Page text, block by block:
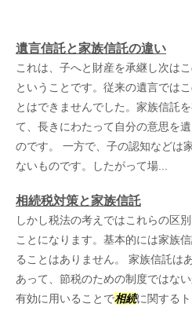
遺言信託と家族信託の違い
これは、子へと財産を承継し次は
ということです。従来の遺言では
とはできませんでした。家族信託
て、長きにわたって自分の意思を
のです。 一方で、子の認知などは
ないものです。したがって場...
相続税対策と家族信託
しかし税法の考えではこれらの区別
ことになります。基本的には家族
ることはありません。 家族信託は
あって、節税のための制度ではな
有効に用いることで相続に関する